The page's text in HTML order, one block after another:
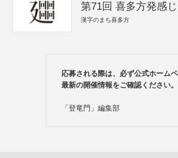
第71回 喜多方発感
漢字のまち喜多方
応募される際は、必ず公式ホーム
最新の開催情報をご確認ください。
「登竜門」編集部